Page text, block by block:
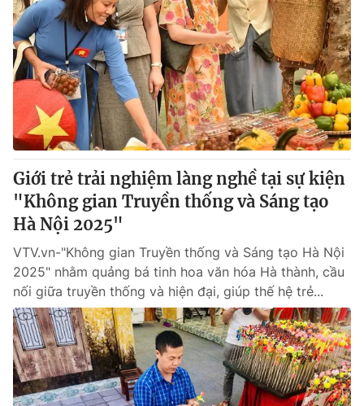
Giới trẻ trải nghiệm làng nghề tại sự kiện
"Không gian Truyền thống và Sáng tạo
Hà Nội 2025"
VTV.vn-"Không gian Truyền thống và Sáng tạo Hà Nội
2025" nhằm quảng bá tinh hoa văn hóa Hà thành, cầu
nối giữa truyền thống và hiện đại, giúp thế hệ trẻ...